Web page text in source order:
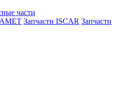
части
Запчасти ISCAR Запчасти